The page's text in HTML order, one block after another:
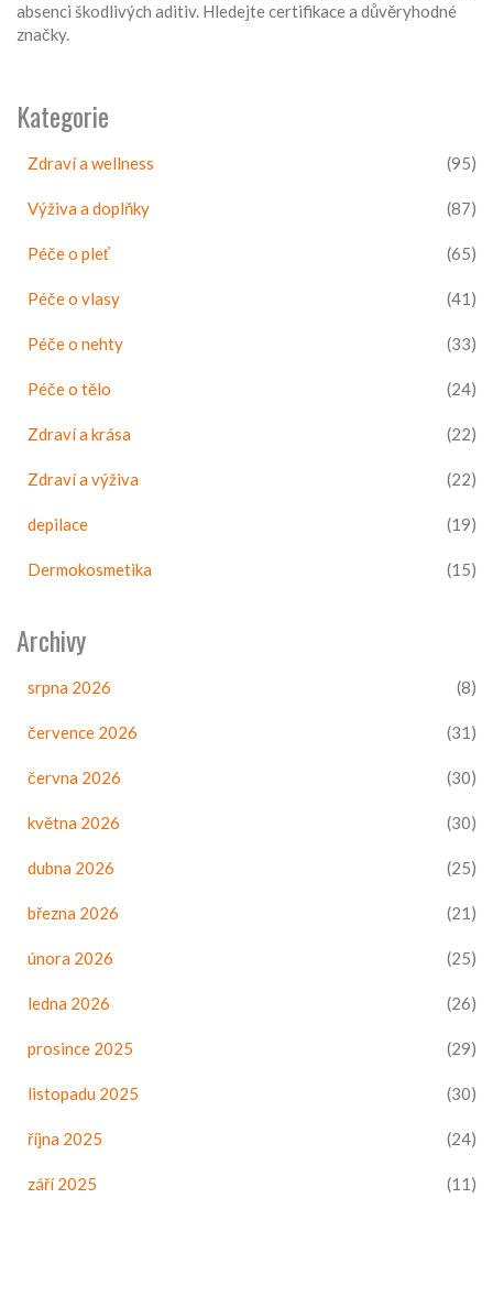
absenci škodlivých aditiv. Hledejte certifikace a důvěryhodné
značky.
Kategorie
Zdraví a wellness (95)
Výživa a doplňky (87)
Péče o pleť (65)
Péče o vlasy (41)
Péče o nehty (33)
Péče o tělo (24)
Zdraví a krása (22)
Zdraví a výživa (22)
depilace (19)
Dermokosmetika (15)
Archivy
srpna 2026 (8)
července 2026 (31)
června 2026 (30)
května 2026 (30)
dubna 2026 (25)
března 2026 (21)
února 2026 (25)
ledna 2026 (26)
prosince 2025 (29)
listopadu 2025 (30)
října 2025 (24)
září 2025 (11)